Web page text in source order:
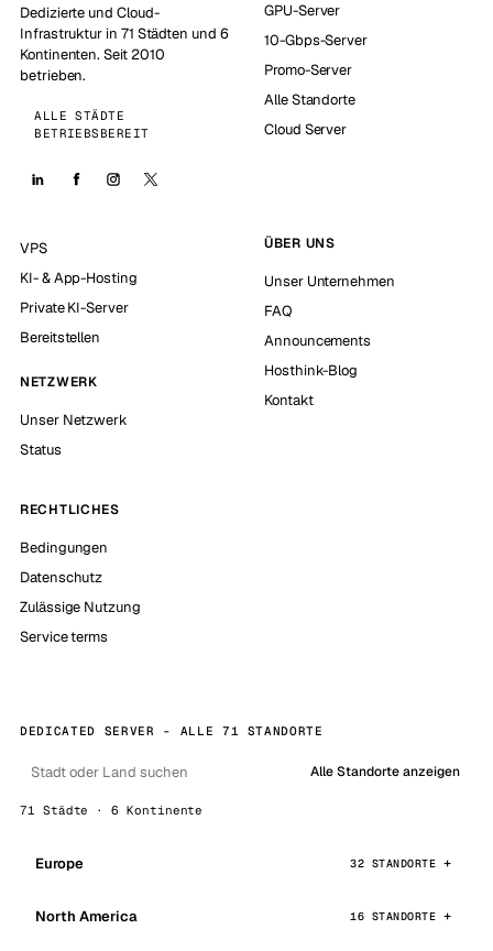
Dedizierte und Cloud-
Infrastruktur in 71 Städten und 6
Kontinenten. Seit 2010
betrieben.
ALLE STÄDTE
BETRIEBSBEREIT
GPU-Server
10-Gbps-Server
Promo-Server
Alle Standorte
Cloud Server
VPS
KI- & App-Hosting
Private KI-Server
Bereitstellen
NETZWERK
Unser Netzwerk
Status
ÜBER UNS
Unser Unternehmen
FAQ
Announcements
Hosthink-Blog
Kontakt
RECHTLICHES
Bedingungen
Datenschutz
Zulässige Nutzung
Service terms
DEDICATED SERVER - ALLE 71 STANDORTE
Alle Standorte anzeigen
71 Städte · 6 Kontinente
Europe 32 STANDORTE
North America 16 STANDORTE